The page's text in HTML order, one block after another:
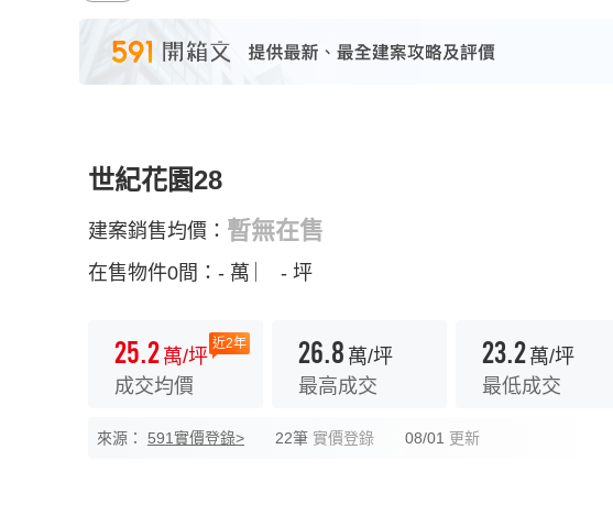
世紀花園28
建案銷售均價： 暫無在售
在售物件0間： - 萬 - 坪
25.2 萬/坪
近2年
成交均價
26.8 萬/坪
最高成交
23.2 萬/坪
最低成交
來源： 591實價登錄> 22筆 實價登錄 08/01 更新